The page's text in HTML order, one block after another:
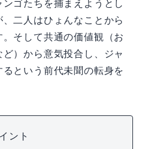
ゴたちを捕まえようとし
二人はひょんなことから
そして共通の価値観（お
）から意気投合し、ジャ
という前代未聞の転身を
ント